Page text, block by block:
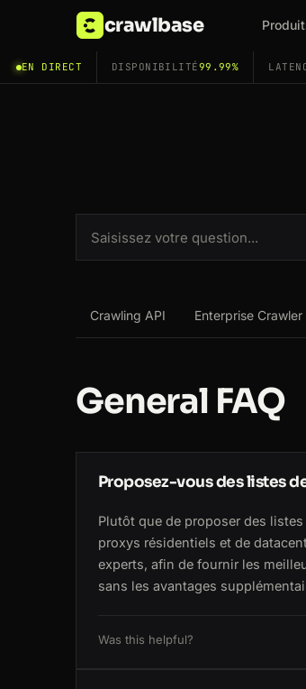
crawlbase
EN DIRECT DISPONIBILITÉ99.99%
Crawling API Enterprise Crawler
General FAQ
Proposez-vous des listes
Plutôt que de proposer des
proxys résidentiels et de
experts, afin de fournir les
sans les avantages
Was this helpful?